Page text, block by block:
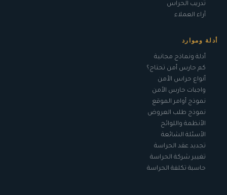
تدريب الحراس
آراء العملاء
أدلة وموارد
أدلة ونماذج مجانية
كم حارس أمن تحتاج؟
أنواع حراس الأمن
واجبات حارس الأمن
نموذج أوامر الموقع
نموذج طلب العروض
الأنظمة واللوائح
الأسئلة الشائعة
تجديد عقد الحراسة
تغيير شركة الحراسة
حاسبة تكلفة الحراسة